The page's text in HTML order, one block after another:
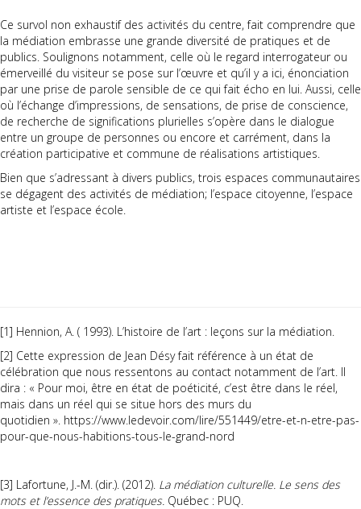
Ce survol non exhaustif des activités du centre, fait comprendre que
la médiation embrasse une grande diversité de pratiques et de
publics. Soulignons notamment, celle où le regard interrogateur ou
émerveillé du visiteur se pose sur l’œuvre et qu’il y a ici, énonciation
par une prise de parole sensible de ce qui fait écho en lui. Aussi, celle
où l’échange d’impressions, de sensations, de prise de conscience,
de recherche de significations plurielles s’opère dans le dialogue
entre un groupe de personnes ou encore et carrément, dans la
création participative et commune de réalisations artistiques.
Bien que s’adressant à divers publics, trois espaces communautaires
se dégagent des activités de médiation; l’espace citoyenne, l’espace
artiste et l’espace école.
[1] Hennion, A. ( 1993). L’histoire de l’art : leçons sur la médiation.
[2] Cette expression de Jean Désy fait référence à un état de
célébration que nous ressentons au contact notamment de l’art. Il
dira : « Pour moi, être en état de poéticité, c’est être dans le réel,
mais dans un réel qui se situe hors des murs du
quotidien ». https://www.ledevoir.com/lire/551449/etre-et-n-etre-pas-
pour-que-nous-habitions-tous-le-grand-nord
[3] Lafortune, J.-M. (dir.). (2012). La médiation culturelle. Le sens des
mots et l’essence des pratiques. Québec : PUQ.